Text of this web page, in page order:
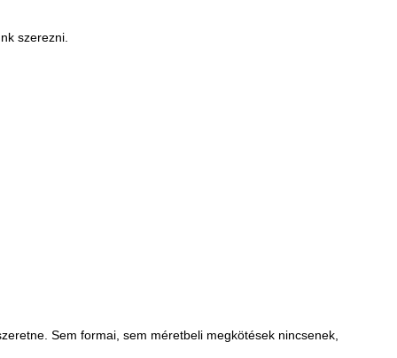
szerezni.
Sem formai, sem méretbeli megkötések nincsenek,